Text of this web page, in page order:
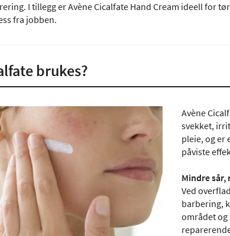
I tillegg er Avène Cicalfate Hand Cream ideell for
fra jobben.
brukes?
Avène
svekket,
pleie, og er
påviste
Mindre sår,
Ved
barbering,
området og